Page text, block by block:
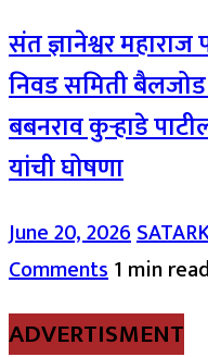
संत ज्ञानेश्वर
निवड समिती
बबनराव कुऱ्हाडे
यांची घोषणा
June 20, 2026
Comments1 min read
ADVERTISMENT